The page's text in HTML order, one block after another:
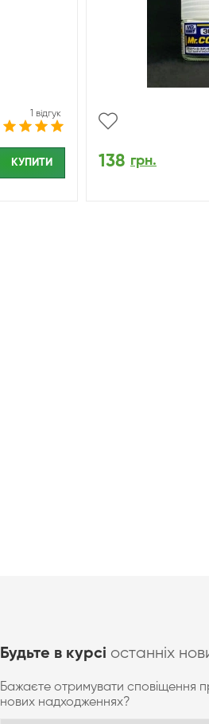
1 відгук
КУПИТИ 138 грн.
Будьте в курсі останніх
Бажаєте отримувати сповіщення
нових надходженнях?